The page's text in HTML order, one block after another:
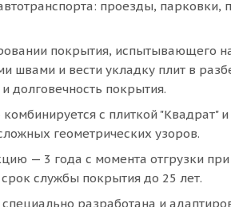
проезды, парковки,
покрытия, испытывающего
швами и вести укладку плит в
долговечность покрытия.
с плиткой "Квадрат"
геометрических узоров.
— 3 года с момента отгрузки
службы покрытия до 25 лет.
разработана и